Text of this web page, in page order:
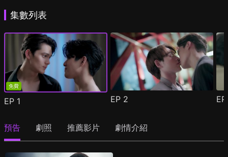
集數列表
免費
EP 1 EP 2
預告 劇照 推薦影片 劇情介紹